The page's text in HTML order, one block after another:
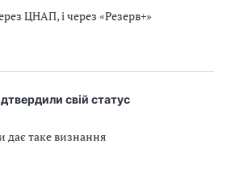
ЦНАП, і через «Резерв+»
свій статус
дає таке визнання